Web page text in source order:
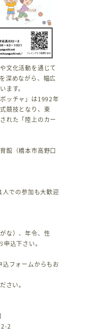
文化活動を通じて
深めながら、幅広
ます。
ッチャ」は1992年
競技となり、東
れた「陸上のカー
館（橋本市高野口
の参加も大歓迎
な）、年令、性
込下さい。
フォームからもお
さい。
2